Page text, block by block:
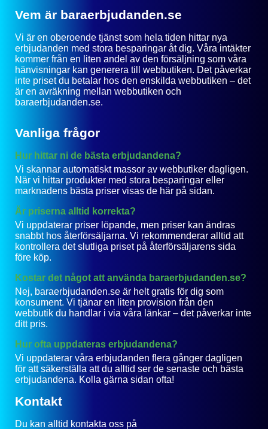
Vem är baraerbjudanden.se
Vi är en oberoende tjänst som hela tiden hittar nya
erbjudanden med stora besparingar åt dig. Våra intäkter
kommer från en liten andel av den försäljning som våra
hänvisningar kan generera till webbutiken. Det påverkar
inte priset du betalar hos den enskilda webbutiken – det
är en avräkning mellan webbutiken och
baraerbjudanden.se.
Vanliga frågor
Hur hittar ni de bästa erbjudandena?
Vi skannar automatiskt massor av webbutiker dagligen.
När vi hittar produkter med stora besparingar eller
marknadens bästa priser visas de här på sidan.
Är priserna alltid korrekta?
Vi uppdaterar priser löpande, men priser kan ändras
snabbt hos återförsäljarna. Vi rekommenderar alltid att
kontrollera det slutliga priset på återförsäljarens sida
före köp.
Kostar det något att använda baraerbjudanden.se?
Nej, baraerbjudanden.se är helt gratis för dig som
konsument. Vi tjänar en liten provision från den
webbutik du handlar i via våra länkar – det påverkar inte
ditt pris.
Hur ofta uppdateras erbjudandena?
Vi uppdaterar våra erbjudanden flera gånger dagligen
för att säkerställa att du alltid ser de senaste och bästa
erbjudandena. Kolla gärna sidan ofta!
Kontakt
Du kan alltid kontakta oss på